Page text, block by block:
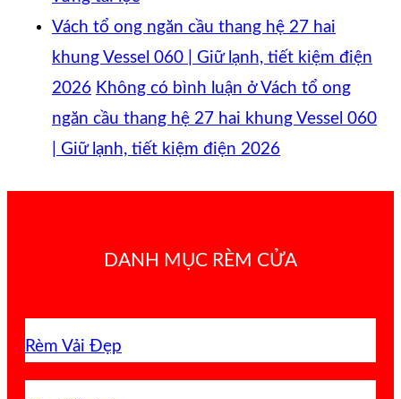
Vách tổ ong ngăn cầu thang hệ 27 hai
khung Vessel 060 | Giữ lạnh, tiết kiệm điện
2026 Không có bình luận ở Vách tổ ong
ngăn cầu thang hệ 27 hai khung Vessel 060
| Giữ lạnh, tiết kiệm điện 2026
DANH MỤC RÈM CỬA
Rèm Vải Đẹp